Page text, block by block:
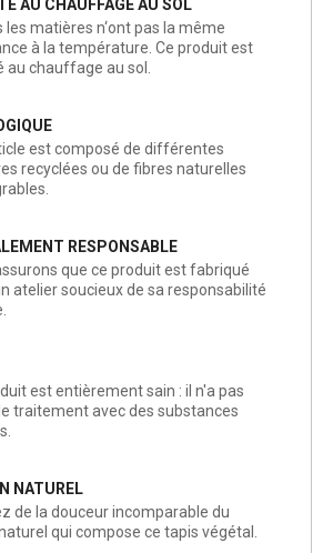
AU CHAUFFAGE AU SOL
les matières n‘ont pas la même
à la température. Ce produit est
au chauffage au sol.
est composé de différentes
recyclées ou de fibres naturelles
RESPONSABLE
que ce produit est fabriqué
atelier soucieux de sa responsabilité
est entièrement sain : il n'a pas
traitement avec des substances
NATUREL
de la douceur incomparable du
qui compose ce tapis végétal.